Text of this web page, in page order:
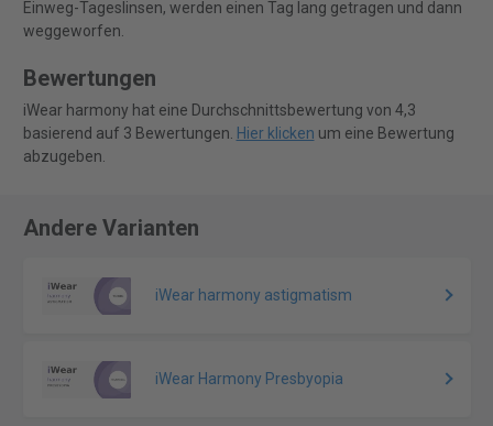
Einweg-Tageslinsen, werden einen Tag lang getragen und dann
weggeworfen.
Bewertungen
iWear harmony hat eine Durchschnittsbewertung von 4,3
basierend auf 3 Bewertungen. Hier klicken um eine Bewertung
abzugeben.
Andere Varianten
iWear harmony astigmatism
iWear Harmony Presbyopia